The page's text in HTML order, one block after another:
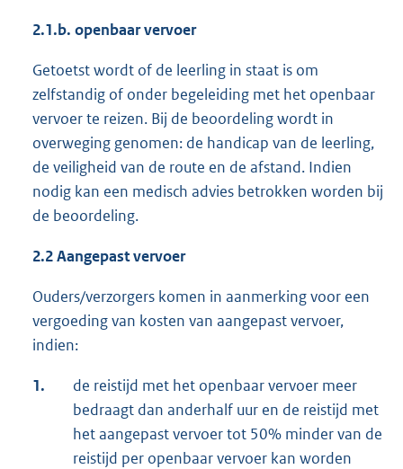
2.1.b. openbaar vervoer
Getoetst wordt of de leerling in staat is om
zelfstandig of onder begeleiding met het openbaar
vervoer te reizen. Bij de beoordeling wordt in
overweging genomen: de handicap van de leerling,
de veiligheid van de route en de afstand. Indien
nodig kan een medisch advies betrokken worden bij
de beoordeling.
2.2 Aangepast vervoer
Ouders/verzorgers komen in aanmerking voor een
vergoeding van kosten van aangepast vervoer,
indien:
1.
de reistijd met het openbaar vervoer meer
bedraagt dan anderhalf uur en de reistijd met
het aangepast vervoer tot 50% minder van de
reistijd per openbaar vervoer kan worden